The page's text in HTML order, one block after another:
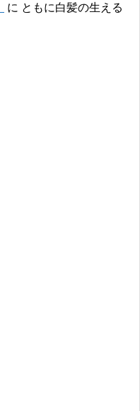
に ともに白髪の生える